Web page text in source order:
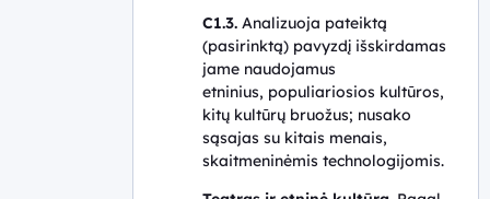
C1.3. Analizuoja pateiktą
(pasirinktą) pavyzdį išskirdamas
jame naudojamus
etninius, populiariosios kultūros,
kitų kultūrų bruožus; nusako
sąsajas su kitais menais,
skaitmeninėmis technologijomis.